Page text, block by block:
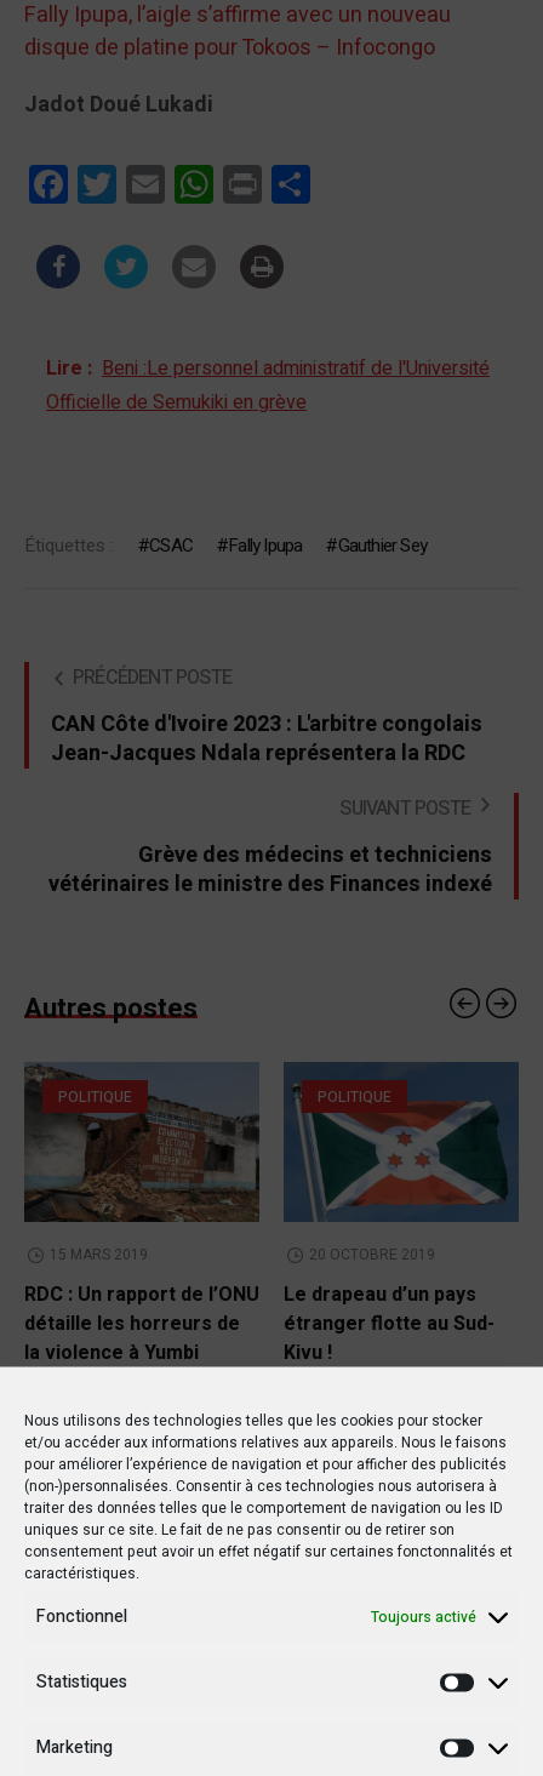
Nous utilisons des technologies telles que les cookies pour stocker
et/ou accéder aux informations relatives aux appareils. Nous le faisons
pour améliorer l’expérience de navigation et pour afficher des publicités
(non-)personnalisées. Consentir à ces technologies nous autorisera à
traiter des données telles que le comportement de navigation ou les ID
uniques sur ce site. Le fait de ne pas consentir ou de retirer son
consentement peut avoir un effet négatif sur certaines fonctonnalités et
caractéristiques.
Fonctionnel Toujours activé
Statistiques
Marketing
Fally Ipupa, l’aigle s’affirme avec un nouveau
disque de platine pour Tokoos – Infocongo
Jadot Doué Lukadi
FacebookTwitterEmail WhatsApp
Print
Lire : Beni :Le personnel administratif de l'Université
Officielle de Semukiki en grève
Étiquettes : CSAC Fally Ipupa Gauthier Sey
PRÉCÉDENT POSTE
CAN Côte d'Ivoire 2023 : L'arbitre congolais
Jean-Jacques Ndala représentera la RDC
SUIVANT POSTE
Grève des médecins et techniciens
vétérinaires le ministre des Finances indexé
Autres postes
POLITIQUE
15 MARS 2019
RDC : Un rapport de l’ONU
détaille les horreurs de
la violence à Yumbi
POLITIQUE
20 OCTOBRE 2019
Le drapeau d’un pays
étranger flotte au Sud-
Kivu !